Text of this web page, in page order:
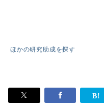
ほかの研究助成を探す